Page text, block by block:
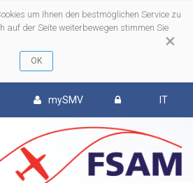
×
um Ihnen den bestmöglichen Service zu
auf der Seite weiterbewegen stimmen Sie
mySMV IT